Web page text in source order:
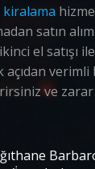
satın
el satışı
verimli
ve